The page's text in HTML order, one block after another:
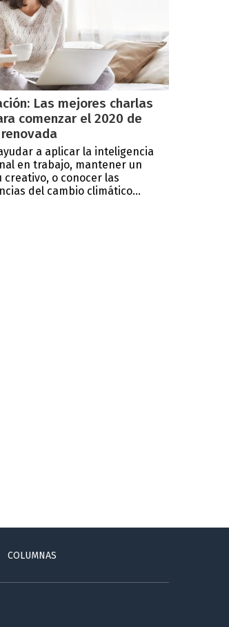
Las mejores charlas
comenzar el 2020 de
a aplicar la inteligencia
en trabajo, mantener un
creativo, o conocer las
del cambio climático...
COLUMNAS